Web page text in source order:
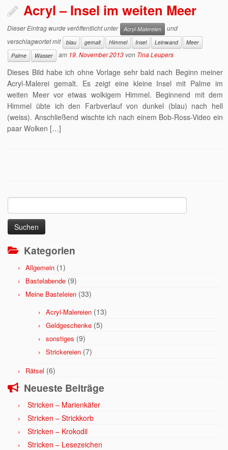
Acryl – Insel im weiten Meer
Dieser Eintrag wurde veröffentlicht unter Acryl-Malereien
und
verschlagwortet mit
blau gemalt Himmel Insel Leinwand
Meer
Palme
Wasser am 19. November 2013 von Tina Leupers
Dieses Bild habe ich ohne Vorlage sehr bald nach Beginn meiner
Acryl-Malerei gemalt. Es zeigt eine kleine Insel mit Palme im
weiten Meer vor etwas wolkigem Himmel. Beginnend mit dem
Himmel übte ich den Farbverlauf von dunkel (blau) nach hell
(weiss). Anschließend wischte ich nach einem Bob-Ross-Video ein
paar Wolken […]
nach:
Kategorien
Allgemein (1)
Bastelabende (9)
Meine Basteleien (33)
Acryl-Malereien (13)
Geldgeschenke (5)
sonstiges (9)
Strickereien (7)
Rätsel (6)
Neueste Beiträge
Stricken – Marienkäfer
Stricken – Strickkorb
Stricken – Krokodil
Stricken – Lesezeichen